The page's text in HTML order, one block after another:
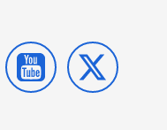
YOUTUBE
X